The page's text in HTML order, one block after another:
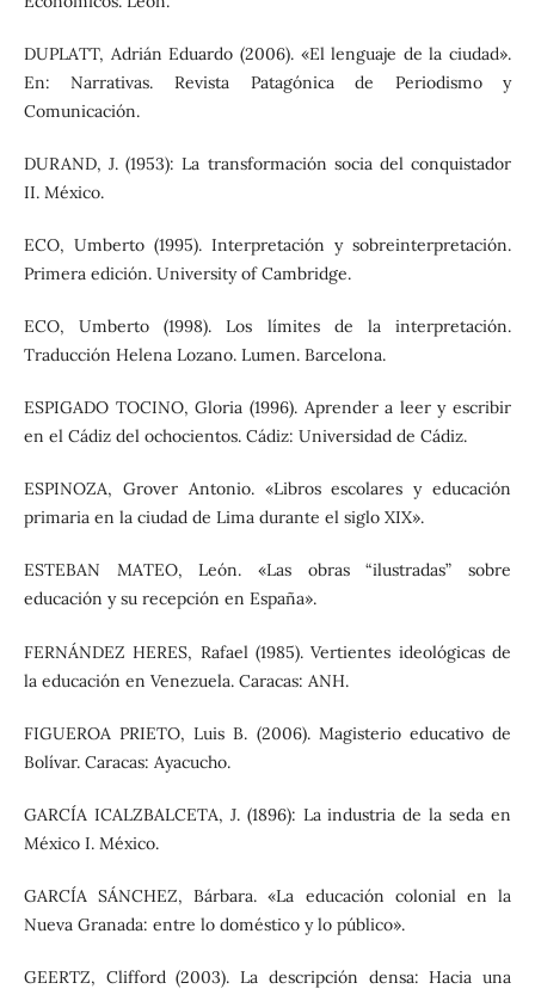
DUPLATT, Adrián Eduardo (2006). «El lenguaje de la ciudad».
En: Narrativas. Revista Patagónica de Periodismo y
Comunicación.
DURAND, J. (1953): La transformación socia del conquistador
II. México.
ECO, Umberto (1995). Interpretación y sobreinterpretación.
Primera edición. University of Cambridge.
ECO, Umberto (1998). Los límites de la interpretación.
Traducción Helena Lozano. Lumen. Barcelona.
ESPIGADO TOCINO, Gloria (1996). Aprender a leer y escribir
en el Cádiz del ochocientos. Cádiz: Universidad de Cádiz.
ESPINOZA, Grover Antonio. «Libros escolares y educación
primaria en la ciudad de Lima durante el siglo XIX».
ESTEBAN MATEO, León. «Las obras “ilustradas” sobre
educación y su recepción en España».
FERNÁNDEZ HERES, Rafael (1985). Vertientes ideológicas de
la educación en Venezuela. Caracas: ANH.
FIGUEROA PRIETO, Luis B. (2006). Magisterio educativo de
Bolívar. Caracas: Ayacucho.
GARCÍA ICALZBALCETA, J. (1896): La industria de la seda en
México I. México.
GARCÍA SÁNCHEZ, Bárbara. «La educación colonial en la
Nueva Granada: entre lo doméstico y lo público».
GEERTZ, Clifford (2003). La descripción densa: Hacia una